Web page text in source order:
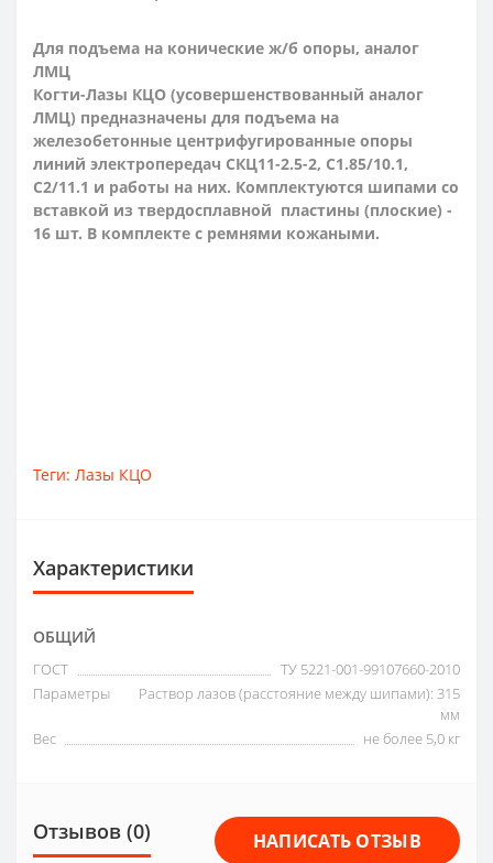
Для подъема на конические ж/б опоры, аналог
ЛМЦ
Когти-Лазы КЦО (усовершенствованный аналог
ЛМЦ) предназначены для подъема на
железобетонные центрифугированные опоры
линий электропередач СКЦ11-2.5-2, С1.85/10.1,
С2/11.1 и работы на них. Комплектуются шипами со
вставкой из твердосплавной пластины (плоские) -
16 шт. В комплекте с ремнями кожаными.
Теги: Лазы КЦО
Характеристики
ОБЩИЙ
ГОСТ
ТУ 5221-001-99107660-2010
Параметры
Раствор лазов (расстояние между шипами): 315
мм
Вес
не более 5,0 кг
Отзывов (0) НАПИСАТЬ ОТЗЫВ